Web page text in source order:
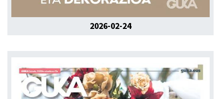
2026-02-24